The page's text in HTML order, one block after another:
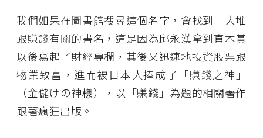
我們如果在圖書館搜尋這個名字，會找到一大堆
跟賺錢有關的書名，這是因為邱永漢拿到直木賞
以後寫起了財經專欄，其後又迅速地投資股票跟
物業致富，進而被日本人捧成了「賺錢之神」
（金儲けの神様），以「賺錢」為題的相關著作
跟著瘋狂出版。